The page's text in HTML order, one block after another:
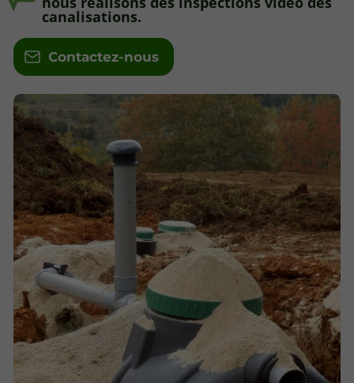
canalisations.
Contactez-nous